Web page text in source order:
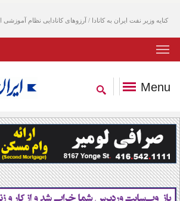
کنایه وزیر نفت ایران به کانادا / آرزوهای کانادایی نظام
Menu